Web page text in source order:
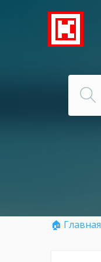
🏠 Главная